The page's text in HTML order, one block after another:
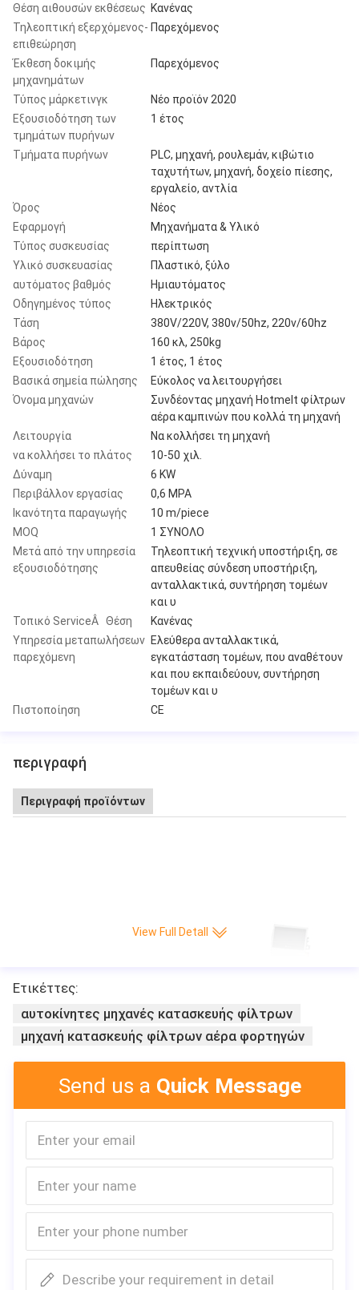
Θέση αιθουσών εκθέσεως Κανένας
Τηλεοπτική εξερχόμενος-
επιθεώρηση
Παρεχόμενος
Έκθεση δοκιμής
μηχανημάτων
Παρεχόμενος
Τύπος μάρκετινγκ
Νέο προϊόν 2020
Εξουσιοδότηση των
τμημάτων πυρήνων
1 έτος
Τμήματα πυρήνων
PLC, μηχανή, ρουλεμάν, κιβώτιο
ταχυτήτων, μηχανή, δοχείο πίεσης,
εργαλείο, αντλία
Όρος
Νέος
Εφαρμογή
Μηχανήματα & Υλικό
Τύπος συσκευσίας
περίπτωση
Υλικό συσκευασίας
Πλαστικό, ξύλο
αυτόματος βαθμός
Ημιαυτόματος
Οδηγημένος τύπος
Ηλεκτρικός
Τάση
380V/220V, 380v/50hz, 220v/60hz
Βάρος
160 κλ, 250kg
Εξουσιοδότηση
1 έτος, 1 έτος
Βασικά σημεία πώλησης
Εύκολος να λειτουργήσει
Όνομα μηχανών
Συνδέοντας μηχανή Hotmelt φίλτρων
αέρα καμπινών που κολλά τη μηχανή
Λειτουργία
Να κολλήσει τη μηχανή
να κολλήσει το πλάτος
10-50 χιλ.
Δύναμη
6 KW
Περιβάλλον εργασίας
0,6 MPA
Ικανότητα παραγωγής
10 m/piece
MOQ
1 ΣΥΝΟΛΟ
Μετά από την υπηρεσία
εξουσιοδότησης
Τηλεοπτική τεχνική υποστήριξη, σε
απευθείας σύνδεση υποστήριξη,
ανταλλακτικά, συντήρηση τομέων
και υ
Τοπικό ServiceÂ Θέση
Κανένας
Υπηρεσία μεταπωλήσεων
παρεχόμενη
Ελεύθερα ανταλλακτικά,
εγκατάσταση τομέων, που αναθέτουν
και που εκπαιδεύουν, συντήρηση
τομέων και υ
Πιστοποίηση
CE
περιγραφή
Περιγραφή προϊόντων
View Full Detall
Ετικέττες:
αυτοκίνητες μηχανές κατασκευής φίλτρων
μηχανή κατασκευής φίλτρων αέρα φορτηγών
Send us a Quick Message
Describe your requirement in detail